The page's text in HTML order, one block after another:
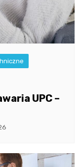
UPC –